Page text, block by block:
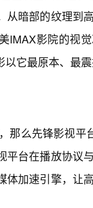
从暗部的纹理到
IMAX影院的视
它最原本、最震
那么先锋影视平
平台在播放协议
体加速引擎，让